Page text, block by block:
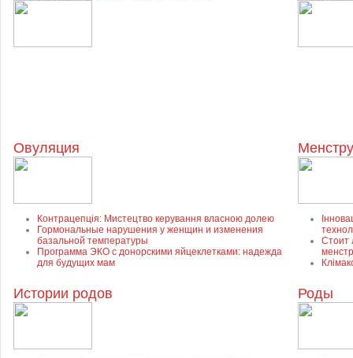
Овуляция
Контрацепція: Мистецтво керування власною долею
Гормональные нарушения у женщин и изменения
базальной температуры
Программа ЭКО с донорскими яйцеклетками: надежда
для будущих мам
Стоит
Истории родов Роды